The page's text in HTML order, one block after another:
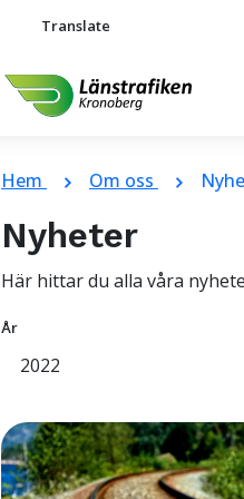
Translate
Hem chevron_right Om oss chevron_right
Nyheter
Här hittar du alla våra
År
2022